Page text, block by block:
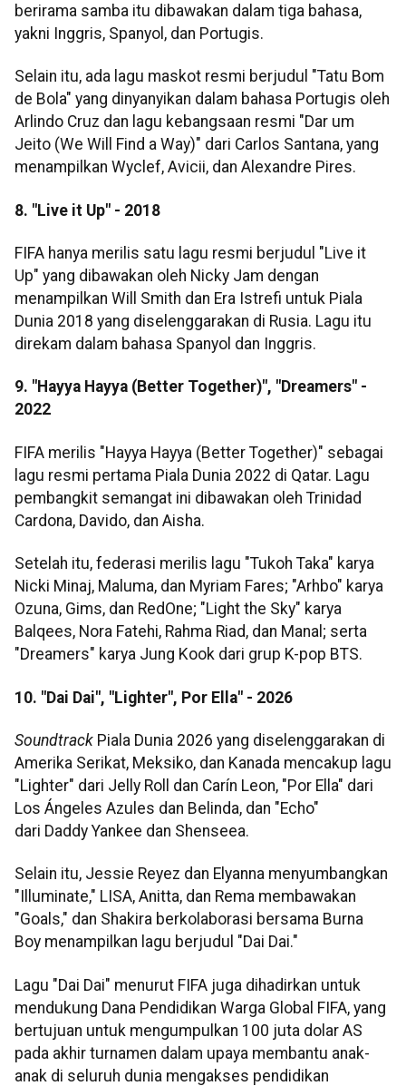
berirama samba itu dibawakan dalam tiga bahasa,
yakni Inggris, Spanyol, dan Portugis.
Selain itu, ada lagu maskot resmi berjudul "Tatu Bom
de Bola" yang dinyanyikan dalam bahasa Portugis oleh
Arlindo Cruz dan lagu kebangsaan resmi "Dar um
Jeito (We Will Find a Way)" dari Carlos Santana, yang
menampilkan Wyclef, Avicii, dan Alexandre Pires.
8. "Live it Up" - 2018
FIFA hanya merilis satu lagu resmi berjudul "Live it
Up" yang dibawakan oleh Nicky Jam dengan
menampilkan Will Smith dan Era Istrefi untuk Piala
Dunia 2018 yang diselenggarakan di Rusia. Lagu itu
direkam dalam bahasa Spanyol dan Inggris.
9. "Hayya Hayya (Better Together)", "Dreamers" -
2022
FIFA merilis "Hayya Hayya (Better Together)" sebagai
lagu resmi pertama Piala Dunia 2022 di Qatar. Lagu
pembangkit semangat ini dibawakan oleh Trinidad
Cardona, Davido, dan Aisha.
Setelah itu, federasi merilis lagu "Tukoh Taka" karya
Nicki Minaj, Maluma, dan Myriam Fares; "Arhbo" karya
Ozuna, Gims, dan RedOne; "Light the Sky" karya
Balqees, Nora Fatehi, Rahma Riad, dan Manal; serta
"Dreamers" karya Jung Kook dari grup K-pop BTS.
10. "Dai Dai", "Lighter", Por Ella" - 2026
Soundtrack Piala Dunia 2026 yang diselenggarakan di
Amerika Serikat, Meksiko, dan Kanada mencakup lagu
"Lighter" dari Jelly Roll dan Carín Leon, "Por Ella" dari
Los Ángeles Azules dan Belinda, dan "Echo"
dari Daddy Yankee dan Shenseea.
Selain itu, Jessie Reyez dan Elyanna menyumbangkan
"Illuminate," LISA, Anitta, dan Rema membawakan
"Goals," dan Shakira berkolaborasi bersama Burna
Boy menampilkan lagu berjudul "Dai Dai."
Lagu "Dai Dai" menurut FIFA juga dihadirkan untuk
mendukung Dana Pendidikan Warga Global FIFA, yang
bertujuan untuk mengumpulkan 100 juta dolar AS
pada akhir turnamen dalam upaya membantu anak-
anak di seluruh dunia mengakses pendidikan